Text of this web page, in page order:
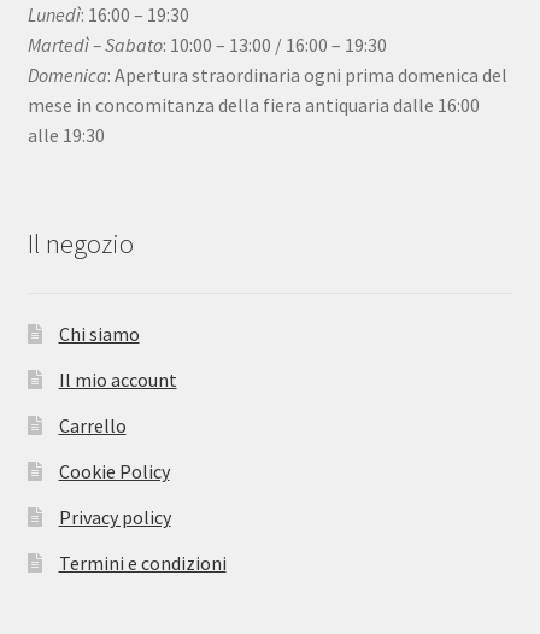
Lunedì: 16:00 – 19:30
Martedì – Sabato: 10:00 – 13:00 / 16:00 – 19:30
Domenica: Apertura straordinaria ogni prima domenica del
mese in concomitanza della fiera antiquaria dalle 16:00
alle 19:30
Il negozio
Chi siamo
Il mio account
Carrello
Cookie Policy
Privacy policy
Termini e condizioni